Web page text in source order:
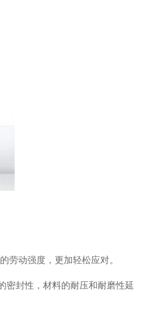
劳动强度，更加轻松应对。
密封性，材料的耐压和耐磨性延